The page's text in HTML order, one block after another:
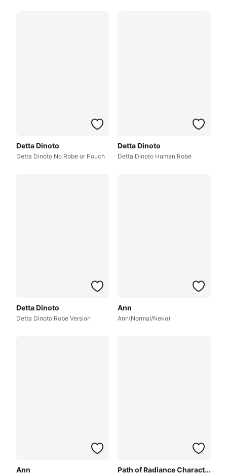
Detta Dinoto
Detta Dinoto No Robe or Pouch
Detta Dinoto
Detta Dinoto Human Robe
Detta Dinoto
Detta Dinoto Robe Version
Ann
Ann(Normal/Neko)
Ann Path of Radiance Characters